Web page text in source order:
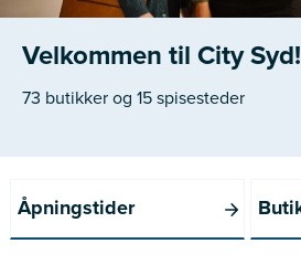
Velkommen til City Syd!
73 butikker og 15 spisesteder
Åpningstider